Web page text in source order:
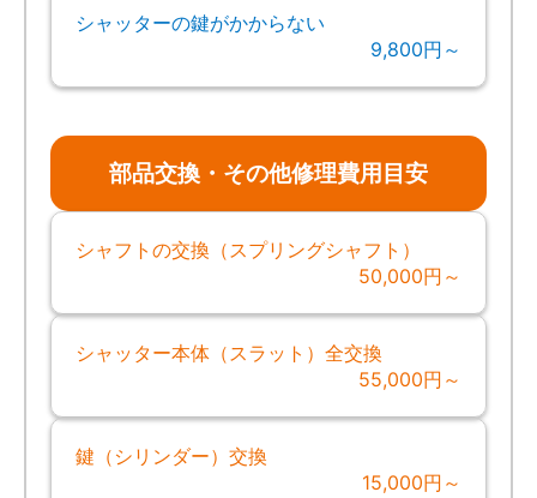
シャッターの鍵がかからない
9,800円～
部品交換・その他修理費用目安
シャフトの交換（スプリングシャフト）
50,000円～
シャッター本体（スラット）全交換
55,000円～
鍵（シリンダー）交換
15,000円～